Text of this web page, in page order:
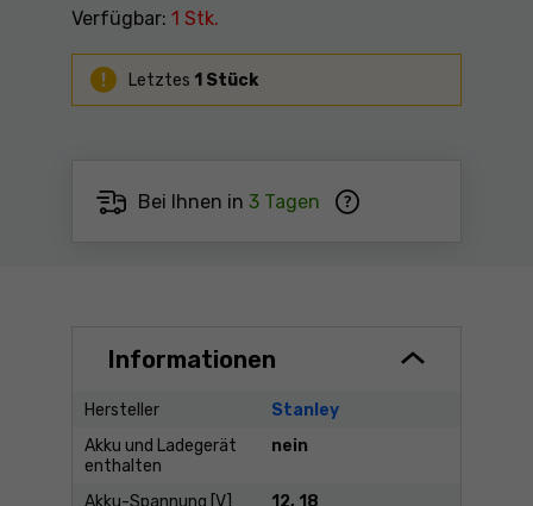
Verfügbar: 1 Stk.
Letztes 1 Stück
Bei Ihnen in 3 Tagen
Informationen
Hersteller
Stanley
Akku und Ladegerät
enthalten
nein
Akku-Spannung [V]
12, 18